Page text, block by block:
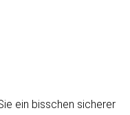
ein bisschen sicherer